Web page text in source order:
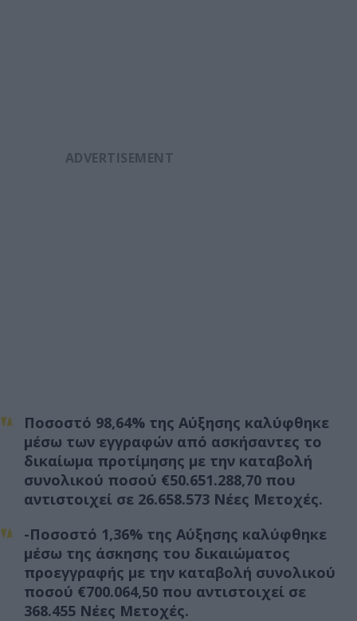
Ποσοστό 98,64% της Αύξησης καλύφθηκε
μέσω των εγγραφών από ασκήσαντες το
δικαίωμα προτίμησης με την καταβολή
συνολικού ποσού €50.651.288,70 που
αντιστοιχεί σε 26.658.573 Νέες Μετοχές.
-Ποσοστό 1,36% της Αύξησης καλύφθηκε
μέσω της άσκησης του δικαιώματος
προεγγραφής με την καταβολή συνολικού
ποσού €700.064,50 που αντιστοιχεί σε
368.455 Νέες Μετοχές.